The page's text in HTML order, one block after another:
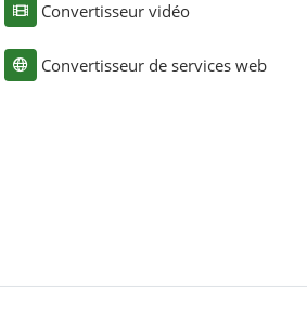
Convertisseur vidéo
Convertisseur de services web